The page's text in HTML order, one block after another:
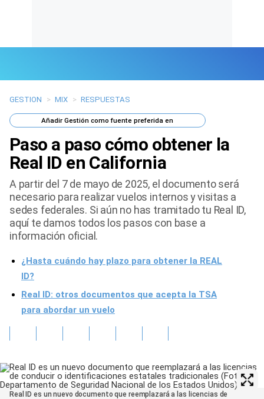
Últimas Noticias
Mi Bolsillo
Respuestas
Gente
Vida Laboral
Tendencias Mix
Sports
GESTION > MIX > RESPUESTAS
AñadirGestión como fuente preferida en
Paso a paso cómo obtener la
Real ID en California
A partir del 7 de mayo de 2025, el documento será
necesario para realizar vuelos internos y visitas a
sedes federales. Si aún no has tramitado tu Real ID,
aquí te damos todos los pasos con base a
información oficial.
¿Hasta cuándo hay plazo para obtener la REAL
ID?
Real ID: otros documentos que acepta la TSA
para abordar un vuelo
Real ID es un nuevo documento que reemplazará a las licencias de